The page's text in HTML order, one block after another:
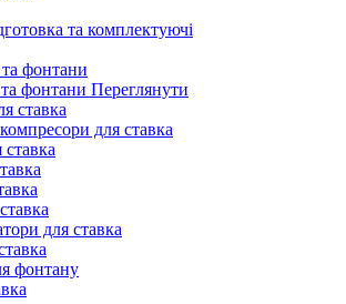
та комплектуючі
фонтани
фонтани Переглянути
ставка
для ставка
ставка
для ставка
фонтану